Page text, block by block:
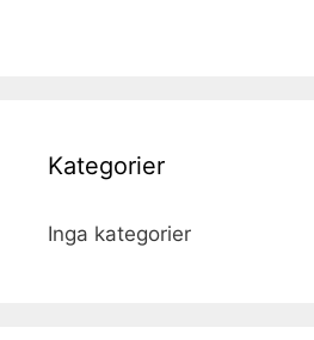
Kategorier
Inga kategorier